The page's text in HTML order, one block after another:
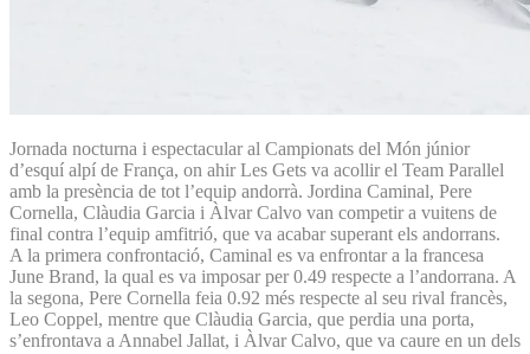
Jornada nocturna i espectacular al Campionats del Món júnior
d’esquí alpí de França, on ahir Les Gets va acollir el Team Parallel
amb la presència de tot l’equip andorrà. Jordina Caminal, Pere
Cornella, Clàudia Garcia i Àlvar Calvo van competir a vuitens de
final contra l’equip amfitrió, que va acabar superant els andorrans.
A la primera confrontació, Caminal es va enfrontar a la francesa
June Brand, la qual es va imposar per 0.49 respecte a l’andorrana. A
la segona, Pere Cornella feia 0.92 més respecte al seu rival francès,
Leo Coppel, mentre que Clàudia Garcia, que perdia una porta,
s’enfrontava a Annabel Jallat, i Àlvar Calvo, que va caure en un dels